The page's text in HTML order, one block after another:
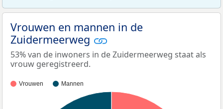
Vrouwen en mannen in de
Zuidermeerweg
53% van de inwoners in de Zuidermeerweg staat als
vrouw geregistreerd.
Vrouwen Mannen